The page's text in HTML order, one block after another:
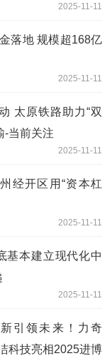
2025-11-11
落地 规模超168亿
2025-11-11
太原铁路助力“双
-当前关注
2025-11-11
经开区用“资本杠
2025-11-11
基本建立现代化中
2025-11-11
引领未来！力奇
科技亮相2025进博